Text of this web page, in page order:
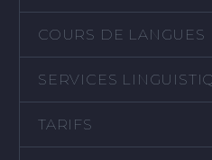
COURS DE LANGUES
SERVICES
TARIFS